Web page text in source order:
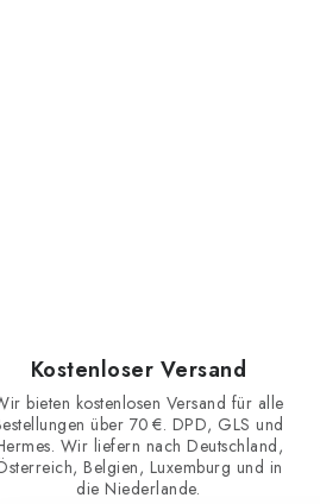
Kostenloser Versand
bieten kostenlosen Versand für alle
über 70 €. DPD, GLS und
Wir liefern nach Deutschland,
Belgien, Luxemburg und in
die Niederlande.